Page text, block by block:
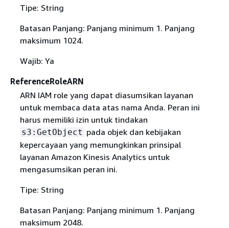
Tipe: String
Batasan Panjang: Panjang minimum 1. Panjang
maksimum 1024.
Wajib: Ya
ReferenceRoleARN
ARN IAM role yang dapat diasumsikan layanan
untuk membaca data atas nama Anda. Peran ini
harus memiliki izin untuk tindakan
s3:GetObject pada objek dan kebijakan
kepercayaan yang memungkinkan prinsipal
layanan Amazon Kinesis Analytics untuk
mengasumsikan peran ini.
Tipe: String
Batasan Panjang: Panjang minimum 1. Panjang
maksimum 2048.